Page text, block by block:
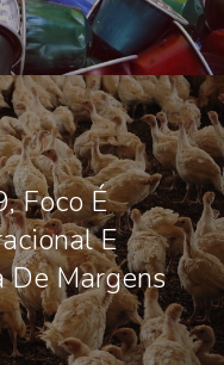
Foco É
E
De Margens